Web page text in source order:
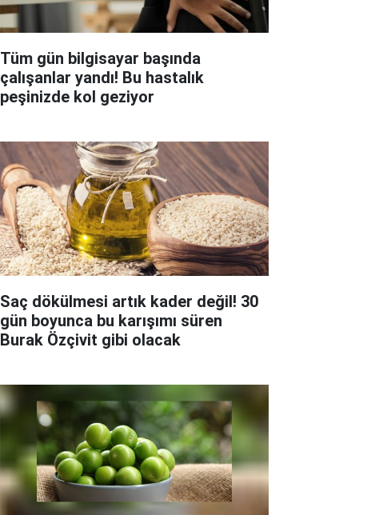
Tüm gün bilgisayar başında
çalışanlar yandı! Bu hastalık
peşinizde kol geziyor
Saç dökülmesi artık kader değil! 30
gün boyunca bu karışımı süren
Burak Özçivit gibi olacak